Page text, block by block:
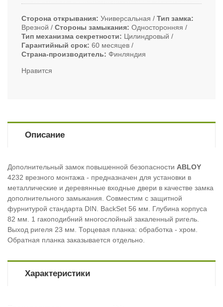
Сторона открывания Универсальная
Тип замка
Врезной
Стороны замыкания Односторонняя
Тип механизма секретности
Цилиндровый
Гарантийный срок 60 месяцев
Страна-производитель
Финляндия
Нравится
Описание
Дополнительный замок повышенной безопасности ABLOY
4232 врезного монтажа - предназначен для установки в
металлические и деревянные входные двери в качестве замка
дополнительного замыкания. Совместим с защитной
фурнитурой стандарта DIN. BackSet 56 мм. Глубина корпуса
82 мм. 1 гакоподибний многослойный закаленный ригель.
Выход ригеля 23 мм. Торцевая планка: обработка - хром.
Обратная планка заказывается отдельно.
Характеристики